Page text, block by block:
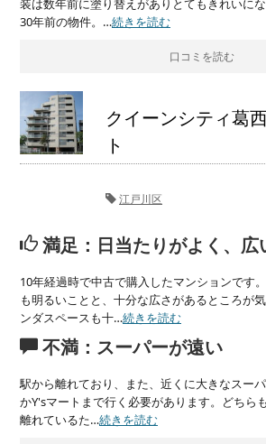
装は数年前に塗り替えがありとてもきれいに
30年前の物件。…続きを読む
口コミを読む
クイーンシティ葛
ト
江戸川区
満足：日当たりがよく、広
10年経過時で中古で購入したマンションです
も明るいことと、十分な広さがあるところが
ンダスペースも十…続きを読む
不満：スーパーが遠い
駅から離れており、また、近くに大きなスー
かY'sマートまで行く必要があります。どちら
離れているた…続きを読む